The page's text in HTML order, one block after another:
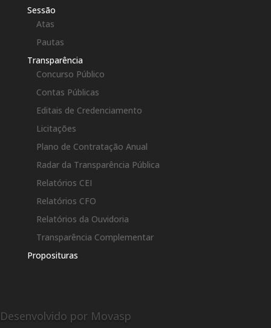
Sessão
Atas
Pautas
Transparência
Concurso Público
Contas Públicas
Editais de Credenciamento
Licitações
Plano de Contratação Anual
Radar da Transparência Pública
Relatórios CEI
Relatórios CFO
Relatórios da Ouvidoria
Transparência Complementar
Proposituras
Desenvolvido por Movasp